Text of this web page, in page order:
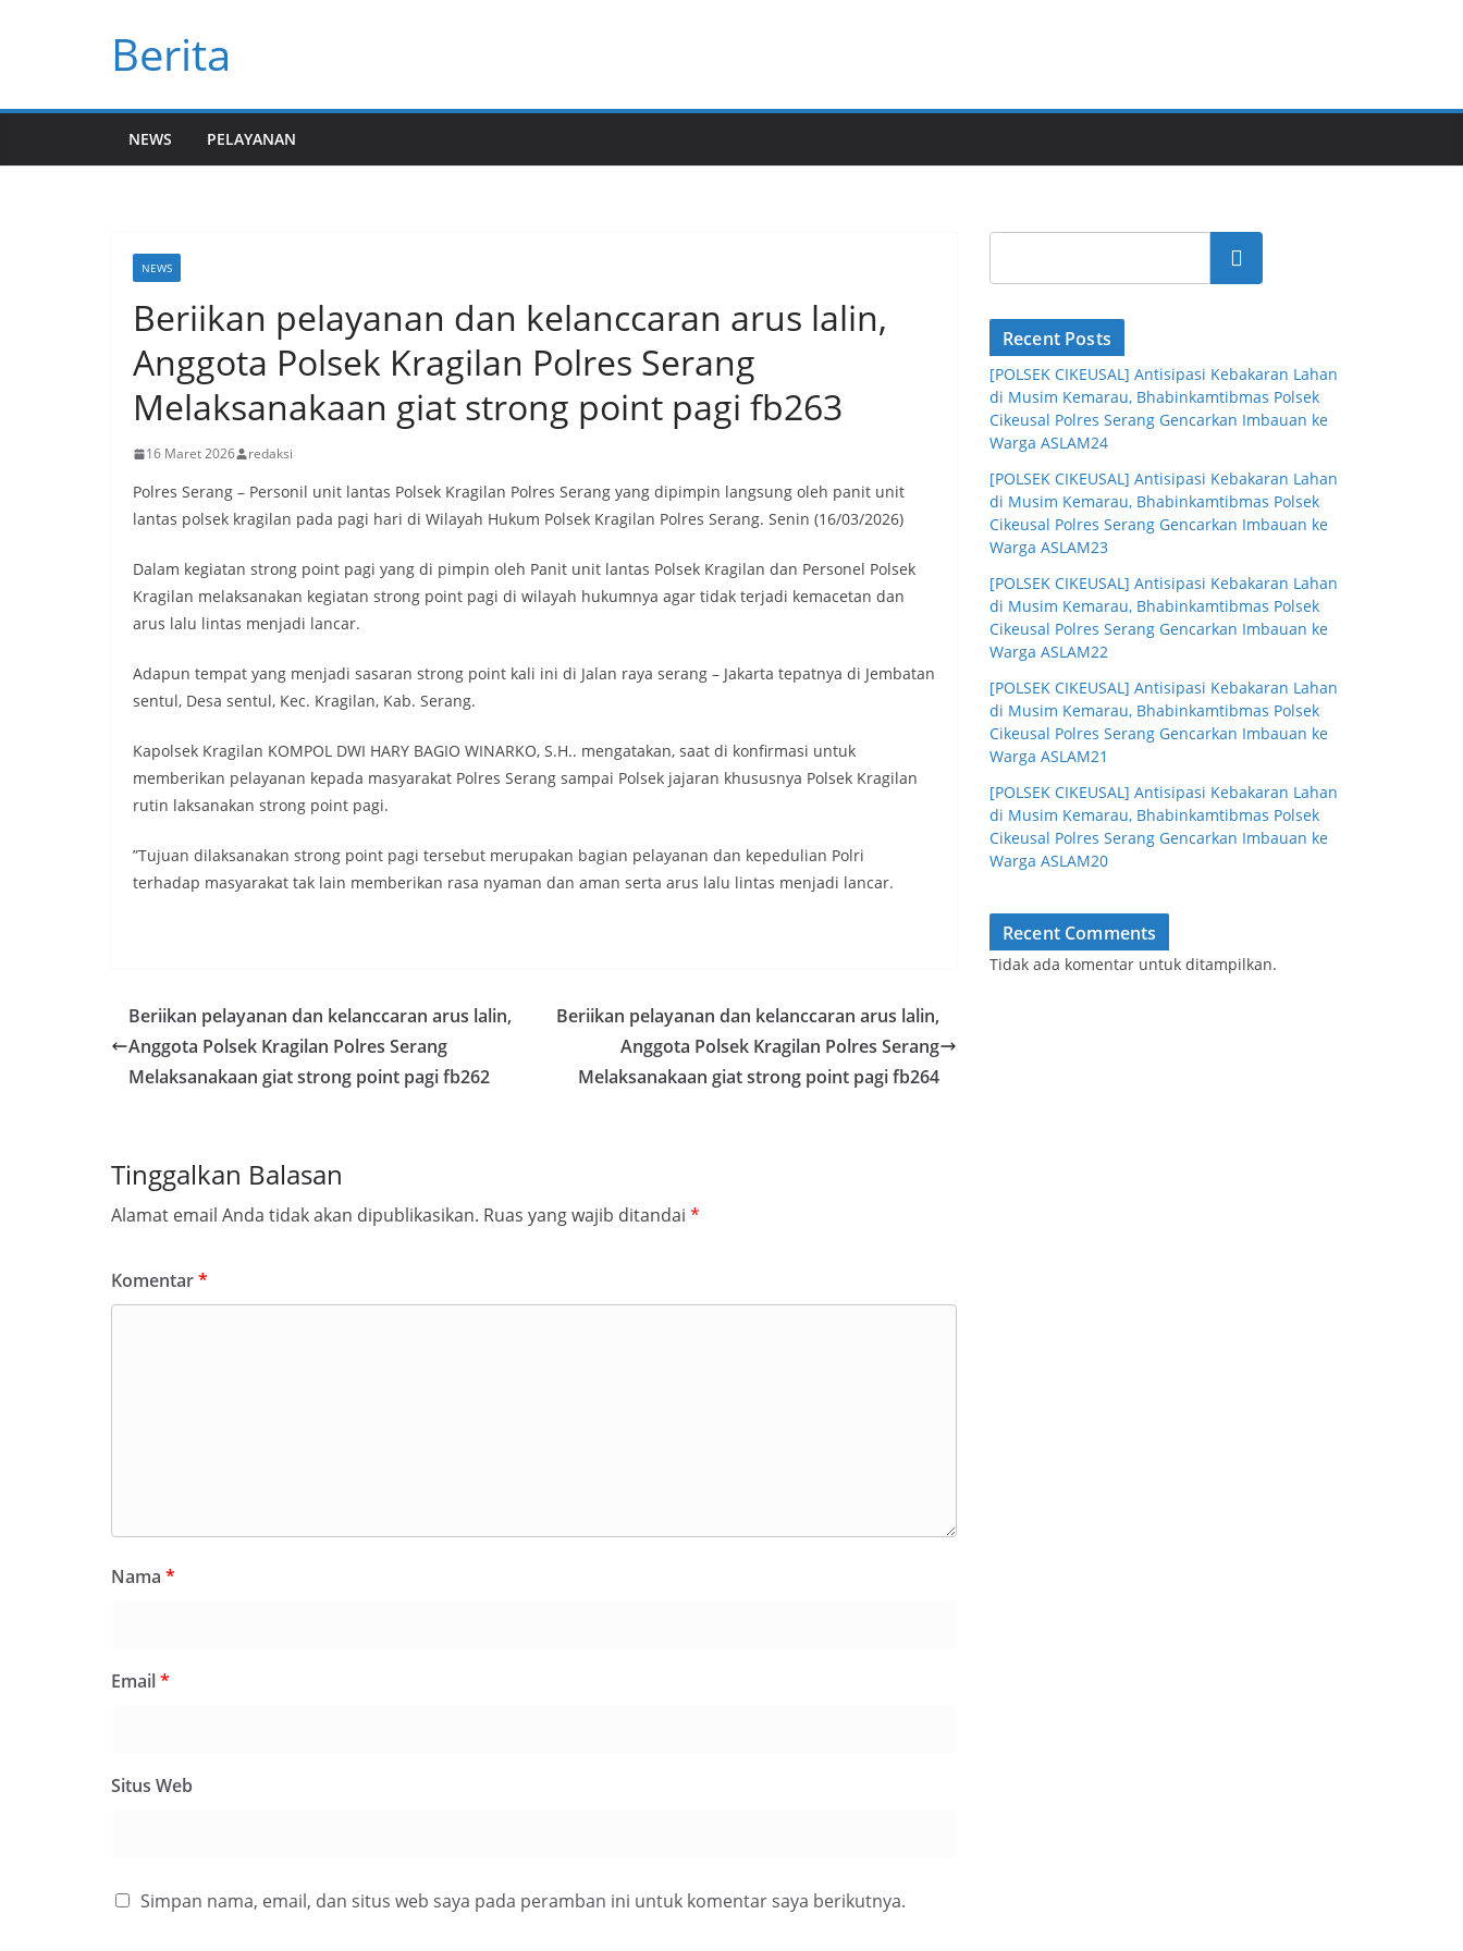
Berita
NEWS PELAYANAN
NEWS
Beriikan pelayanan dan kelanccaran arus lalin,
Anggota Polsek Kragilan Polres Serang
Melaksanakaan giat strong point pagi fb263
16 Maret 2026 redaksi
Polres Serang – Personil unit lantas Polsek Kragilan Polres Serang yang dipimpin langsung oleh panit unit
lantas polsek kragilan pada pagi hari di Wilayah Hukum Polsek Kragilan Polres Serang. Senin (16/03/2026)
Dalam kegiatan strong point pagi yang di pimpin oleh Panit unit lantas Polsek Kragilan dan Personel Polsek
Kragilan melaksanakan kegiatan strong point pagi di wilayah hukumnya agar tidak terjadi kemacetan dan
arus lalu lintas menjadi lancar.
Adapun tempat yang menjadi sasaran strong point kali ini di Jalan raya serang – Jakarta tepatnya di Jembatan
sentul, Desa sentul, Kec. Kragilan, Kab. Serang.
Kapolsek Kragilan KOMPOL DWI HARY BAGIO WINARKO, S.H.. mengatakan, saat di konfirmasi untuk
memberikan pelayanan kepada masyarakat Polres Serang sampai Polsek jajaran khususnya Polsek Kragilan
rutin laksanakan strong point pagi.
”Tujuan dilaksanakan strong point pagi tersebut merupakan bagian pelayanan dan kepedulian Polri
terhadap masyarakat tak lain memberikan rasa nyaman dan aman serta arus lalu lintas menjadi lancar.
Beriikan pelayanan dan kelanccaran arus lalin,
Anggota Polsek Kragilan Polres Serang
Melaksanakaan giat strong point pagi fb262
Beriikan pelayanan dan kelanccaran arus lalin,
Anggota Polsek Kragilan Polres Serang
Melaksanakaan giat strong point pagi fb264
Tinggalkan Balasan
Alamat email Anda tidak akan dipublikasikan. Ruas yang wajib ditandai *
Komentar*
Nama *
Email*
Situs Web
Simpan nama, email, dan situs web saya pada peramban ini untuk komentar saya berikutnya.
Cari
Recent Posts
[POLSEK CIKEUSAL] Antisipasi Kebakaran Lahan
di Musim Kemarau, Bhabinkamtibmas Polsek
Cikeusal Polres Serang Gencarkan Imbauan ke
Warga ASLAM24
[POLSEK CIKEUSAL] Antisipasi Kebakaran Lahan
di Musim Kemarau, Bhabinkamtibmas Polsek
Cikeusal Polres Serang Gencarkan Imbauan ke
Warga ASLAM23
[POLSEK CIKEUSAL] Antisipasi Kebakaran Lahan
di Musim Kemarau, Bhabinkamtibmas Polsek
Cikeusal Polres Serang Gencarkan Imbauan ke
Warga ASLAM22
[POLSEK CIKEUSAL] Antisipasi Kebakaran Lahan
di Musim Kemarau, Bhabinkamtibmas Polsek
Cikeusal Polres Serang Gencarkan Imbauan ke
Warga ASLAM21
[POLSEK CIKEUSAL] Antisipasi Kebakaran Lahan
di Musim Kemarau, Bhabinkamtibmas Polsek
Cikeusal Polres Serang Gencarkan Imbauan ke
Warga ASLAM20
Recent Comments
Tidak ada komentar untuk ditampilkan.